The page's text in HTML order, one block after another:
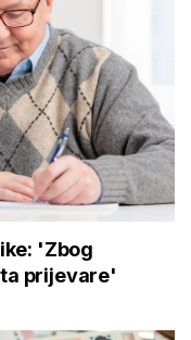
'Zbog
prijevare'